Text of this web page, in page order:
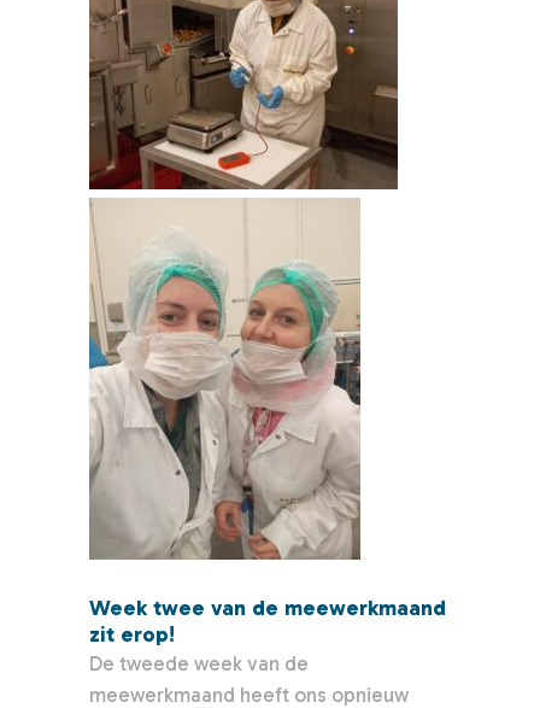
Week twee van de meewerkmaand
zit erop!
De tweede week van de
meewerkmaand heeft ons opnieuw